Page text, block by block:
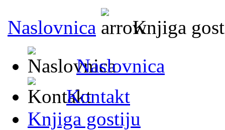
Naslovnica
Knjiga
Naslovnica
Kontakt
Knjiga gostiju